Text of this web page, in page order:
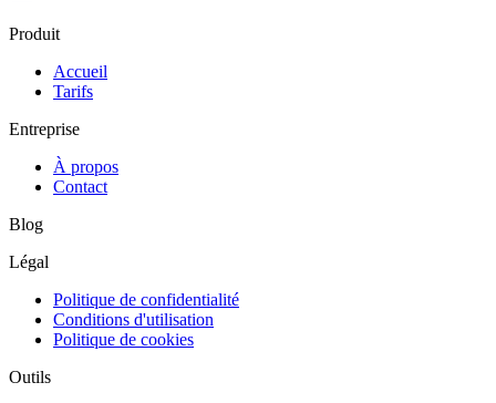
Produit
Accueil
Tarifs
Entreprise
À propos
Contact
Blog
Légal
Politique de confidentialité
Conditions d'utilisation
Politique de cookies
Outils